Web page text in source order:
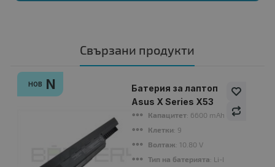
Свързани продукти
НОВ N
Батерия за лаптоп
Asus X Series X53
Капацитет: 6600 mAh
Клетки: 9
Волтаж: 10.80 V
Тип на батерията: Li-Ion